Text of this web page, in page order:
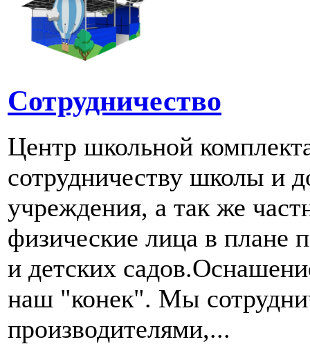
Сотрудничество
Центр школьной
сотрудничеству школы и
учреждения, а так же
физические лица в плане
и детских
наш "конек". Мы
производителями,...